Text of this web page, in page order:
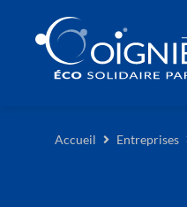
Accueil Entreprises